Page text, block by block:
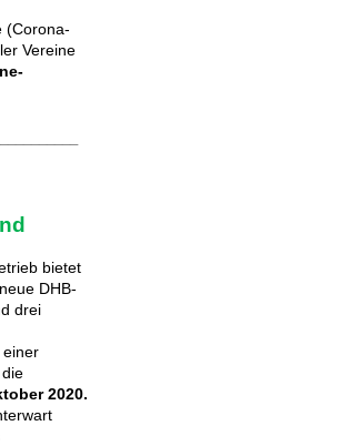
(Corona-
Vereine
bietet
DHB-
drei
einer
2020.